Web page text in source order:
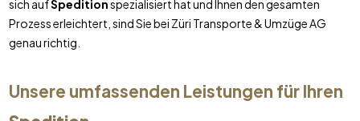
sich aufSpeditionspezialisiert hat und Ihnen den gesamten
Prozess erleichtert, sind Sie bei Züri Transporte & Umzüge AG
genau richtig.
Unsere umfassenden Leistungen für Ihren